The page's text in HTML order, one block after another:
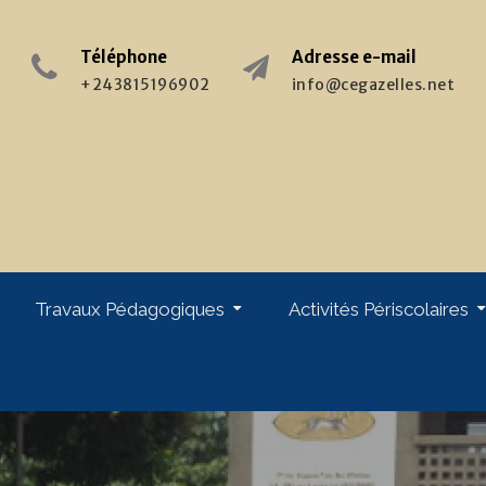
Téléphone
+243815196902
Adresse e-mail
info@cegazelles.net
Travaux Pédagogiques Activités Périscolaires